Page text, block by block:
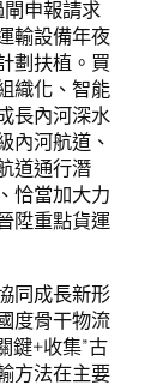
閘申報請求
輸設備年夜
劃扶植。買
織化、智能
長內河深水
內河航道、
道通行潛
恰當加大力
陞重點貨運
同成長新形
度骨干物流
鍵+收集”古
方法在主要